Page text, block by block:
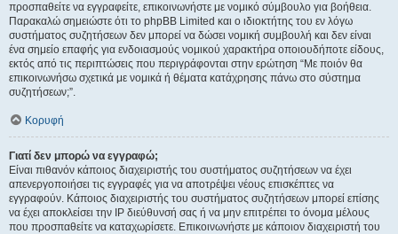
προσπαθείτε να εγγραφείτε, επικοινωνήστε με νομικό σύμβουλο για βοήθεια.
Παρακαλώ σημειώστε ότι το phpBB Limited και ο ιδιοκτήτης του εν λόγω
συστήματος συζητήσεων δεν μπορεί να δώσει νομική συμβουλή και δεν είναι
ένα σημείο επαφής για ενδοιασμούς νομικού χαρακτήρα οποιουδήποτε είδους,
εκτός από τις περιπτώσεις που περιγράφονται στην ερώτηση “Με ποιόν θα
επικοινωνήσω σχετικά με νομικά ή θέματα κατάχρησης πάνω στο σύστημα
συζητήσεων;”.
Κορυφή
Γιατί δεν μπορώ να εγγραφώ;
Είναι πιθανόν κάποιος διαχειριστής του συστήματος συζητήσεων να έχει
απενεργοποιήσει τις εγγραφές για να αποτρέψει νέους επισκέπτες να
εγγραφούν. Κάποιος διαχειριστής του συστήματος συζητήσεων μπορεί επίσης
να έχει αποκλείσει την IP διεύθυνσή σας ή να μην επιτρέπει το όνομα μέλους
που προσπαθείτε να καταχωρίσετε. Επικοινωνήστε με κάποιον διαχειριστή του